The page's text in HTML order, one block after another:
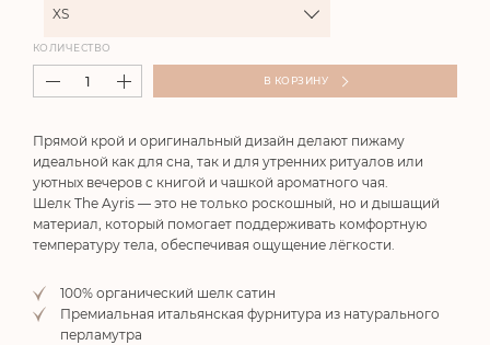
Прямой крой и оригинальный дизайн делают пижаму
идеальной как для сна, так и для утренних ритуалов или
уютных вечеров с книгой и чашкой ароматного чая.
Шелк The Ayris — это не только роскошный, но и дышащий
материал, который помогает поддерживать комфортную
температуру тела, обеспечивая ощущение лёгкости.
100% органический шелк сатин
Премиальная итальянская фурнитура из натурального
перламутра
XS
КОЛИЧЕСТВО
В КОРЗИНУ